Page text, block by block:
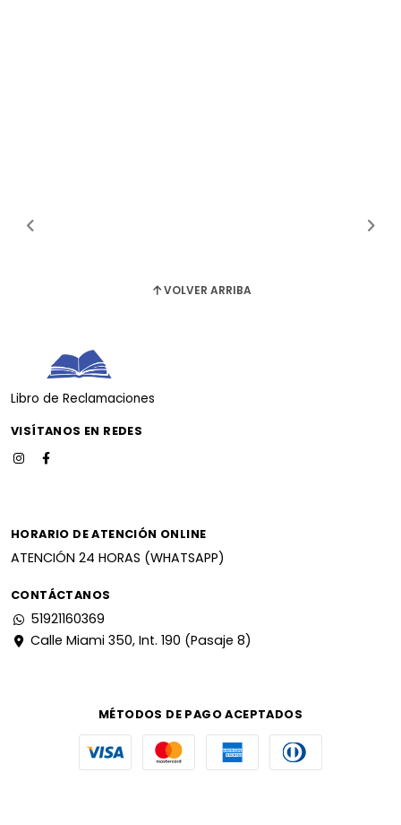
VOLVER ARRIBA
Libro de Reclamaciones
VISÍTANOS EN REDES
HORARIO DE ATENCIÓN ONLINE
ATENCIÓN 24 HORAS (WHATSAPP)
CONTÁCTANOS
51921160369
Calle Miami 350, Int. 190 (Pasaje 8)
MÉTODOS DE PAGO ACEPTADOS